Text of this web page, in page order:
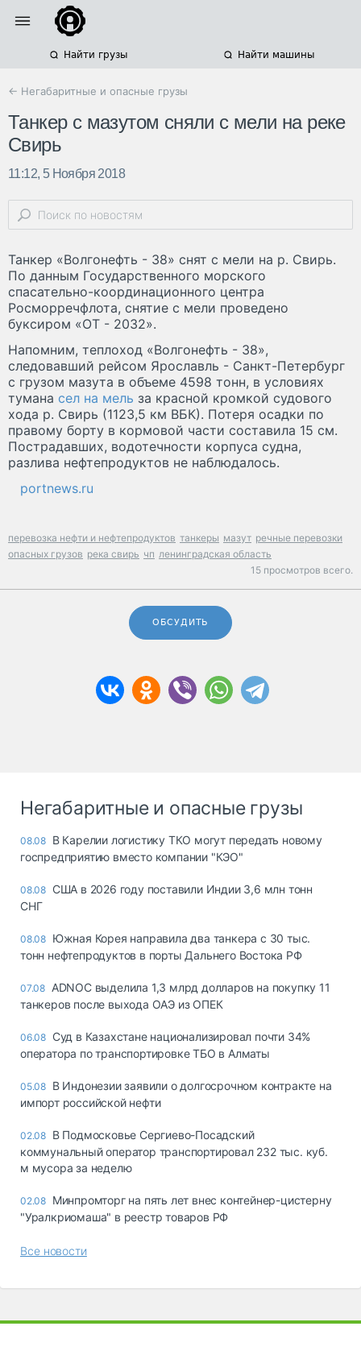
Найти грузы Найти машины
← Негабаритные и опасные грузы
Танкер с мазутом сняли с мели на реке
Свирь
11:12, 5 Ноября 2018
Танкер «Волгонефть - 38» снят с мели на р. Свирь.
По данным Государственного морского
спасательно-координационного центра
Росморречфлота, снятие с мели проведено
буксиром «ОТ - 2032».
Напомним, теплоход «Волгонефть - 38»,
следовавший рейсом Ярославль - Санкт-Петербург
с грузом мазута в объеме 4598 тонн, в условиях
тумана сел на мель за красной кромкой судового
хода р. Свирь (1123,5 км ВБК). Потеря осадки по
правому борту в кормовой части составила 15 см.
Пострадавших, водотечности корпуса судна,
разлива нефтепродуктов не наблюдалось.
portnews.ru
перевозка нефти и нефтепродуктов танкеры мазут речные перевозки
опасных грузов река свирь чп ленинградская область
15 просмотров всего.
ОБСУДИТЬ
Негабаритные и опасные грузы
08.08 В Карелии логистику ТКО могут передать новому
госпредприятию вместо компании "КЭО"
08.08 США в 2026 году поставили Индии 3,6 млн тонн
СНГ
08.08 Южная Корея направила два танкера с 30 тыс.
тонн нефтепродуктов в порты Дальнего Востока РФ
07.08 ADNOC выделила 1,3 млрд долларов на покупку 11
танкеров после выхода ОАЭ из ОПЕК
06.08 Суд в Казахстане национализировал почти 34%
оператора по транспортировке ТБО в Алматы
05.08 В Индонезии заявили о долгосрочном контракте на
импорт российской нефти
02.08 В Подмосковье Сергиево-Посадский
коммунальный оператор транспортировал 232 тыс. куб.
м мусора за неделю
02.08 Минпромторг на пять лет внес контейнер-цистерну
"Уралкриомаша" в реестр товаров РФ
Все новости